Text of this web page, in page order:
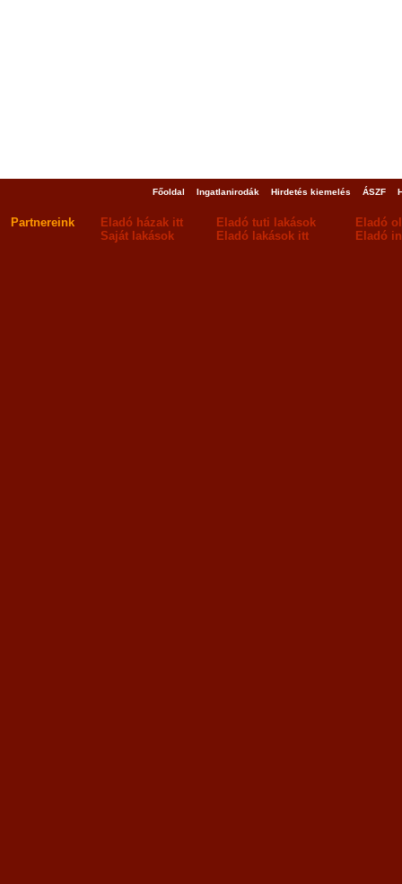
Főoldal Ingatlanirodák Hirdetés kiemelés ÁSZF
Partnereink Eladó házak itt Eladó tuti lakások
Eladó
Saját lakások
Eladó lakások itt Eladó